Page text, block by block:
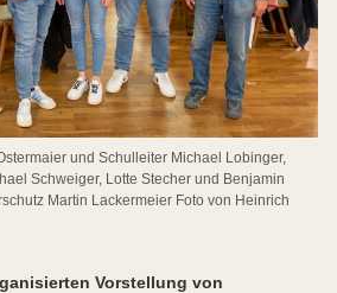
und Schulleiter Michael Lobinger,
Schweiger, Lotte Stecher und Benjamin
Martin Lackermeier Foto von Heinrich
Vorstellung von